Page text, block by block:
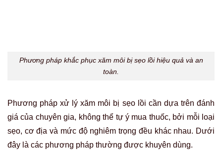
Phương pháp khắc phục xăm môi bị sẹo lồi hiệu quả và an
toàn.
Phương pháp xử lý xăm môi bị sẹo lồi cần dựa trên đánh
giá của chuyên gia, không thể tự ý mua thuốc, bởi mỗi loại
sẹo, cơ địa và mức độ nghiêm trọng đều khác nhau. Dưới
đây là các phương pháp thường được khuyên dùng.